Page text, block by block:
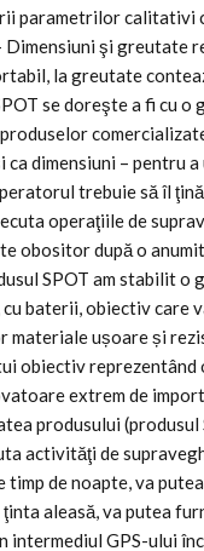
parametrilor calitativi
Dimensiuni şi greutate
la greutate
se doreşte a fi cu o
dimensiuni – pentru
trebuie să îl
operaţiile de
obositor după o
SPOT am stabilit o
cu baterii, obiectiv care
materiale ușoare și
obiectiv reprezentând
extrem de
produsului (produsul
activităţi de
timp de noapte, va
aleasă, va putea
intermediul GPS-ului